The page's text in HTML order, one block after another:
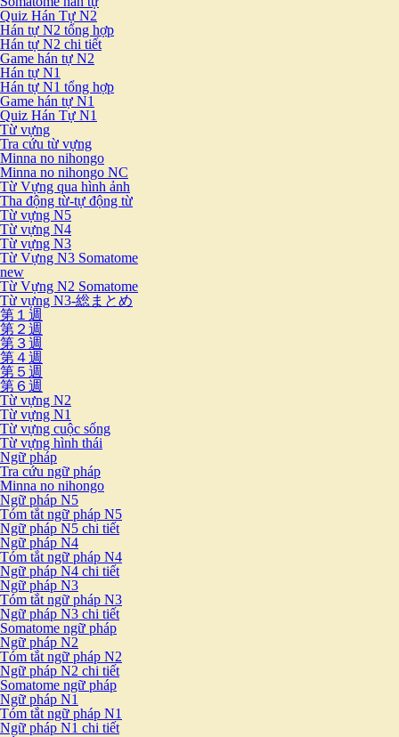
Quiz Hán Tự N2
Hán tự N2 tổng hợp
Hán tự N2 chi tiết
Game hán tự N2
Hán tự N1
Hán tự N1 tổng hợp
Game hán tự N1
Quiz Hán Tự N1
Từ vựng
Tra cứu từ vựng
Minna no nihongo
Minna no nihongo NC
Từ Vựng qua hình ảnh
Tha động từ-tự động từ
Từ vựng N5
Từ vựng N4
Từ vựng N3
Từ Vựng N3 Somatome
new
Từ Vựng N2 Somatome
Từ vựng N3-総まとめ
第１週
第２週
第３週
第４週
第５週
第６週
Từ vựng N2
Từ vựng N1
Từ vựng cuộc sống
Từ vựng hình thái
Ngữ pháp
Tra cứu ngữ pháp
Minna no nihongo
Ngữ pháp N5
Tóm tắt ngữ pháp N5
Ngữ pháp N5 chi tiết
Ngữ pháp N4
Tóm tắt ngữ pháp N4
Ngữ pháp N4 chi tiết
Ngữ pháp N3
Tóm tắt ngữ pháp N3
Ngữ pháp N3 chi tiết
Somatome ngữ pháp
Ngữ pháp N2
Tóm tắt ngữ pháp N2
Ngữ pháp N2 chi tiết
Somatome ngữ pháp
Ngữ pháp N1
Tóm tắt ngữ pháp N1
Ngữ pháp N1 chi tiết